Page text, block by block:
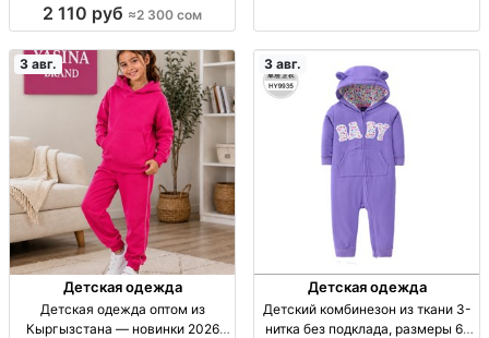
девочек 7–10 лет, р-ры 134–146,
2 110 руб ≈2 300 сом
Кыргызстан, отправка по СНГ.
3 авг.
Детская одежда
Детская одежда оптом из
Кыргызстана — новинки 2026
3 авг.
Детская одежда
Детский комбинезон из ткани 3-
нитка без подклада, размеры 6–